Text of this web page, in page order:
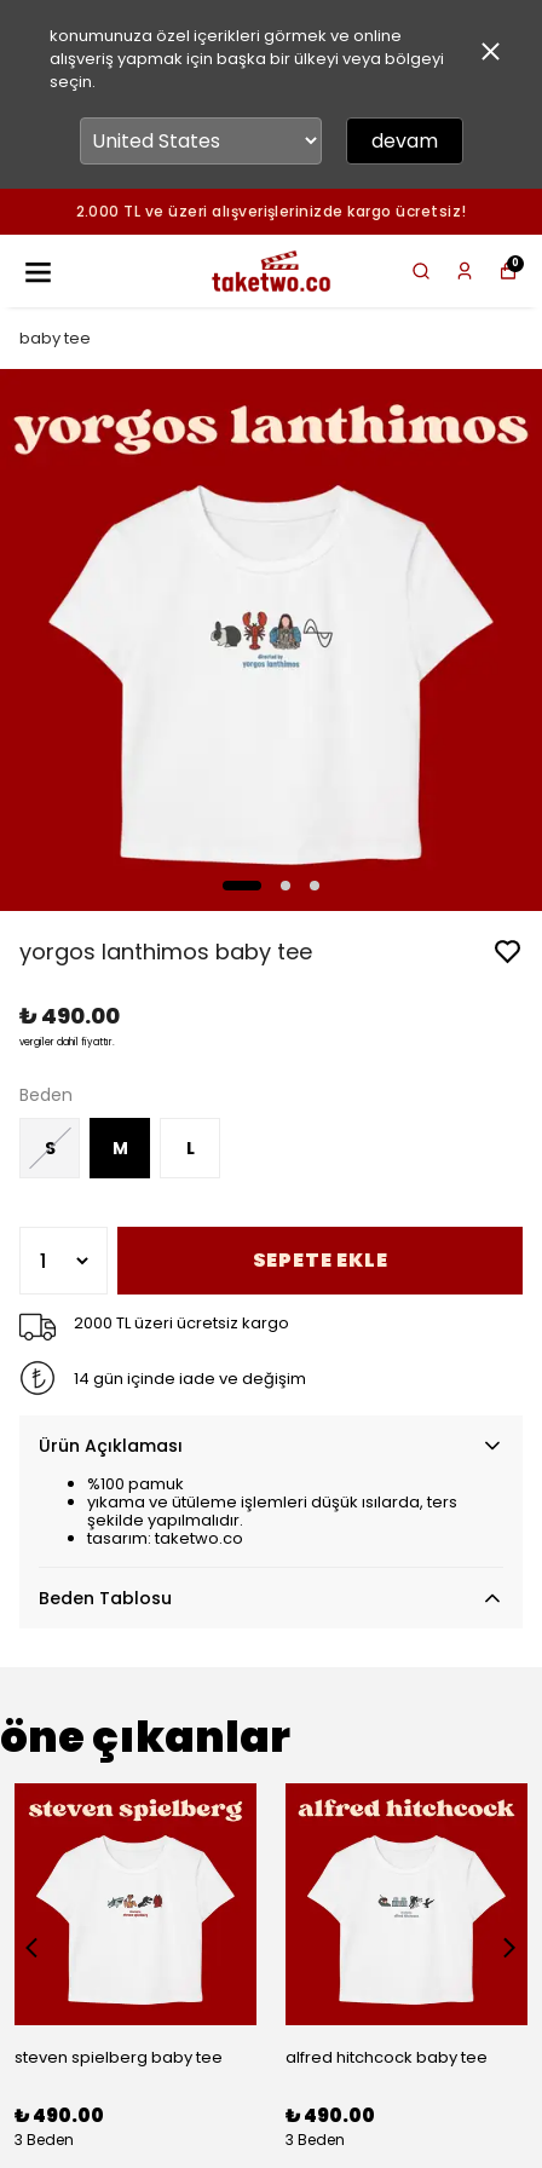
konumunuza özel içerikleri görmek ve online
alışveriş yapmak için başka bir ülkeyi veya bölgeyi
seçin.
devam
2.000 TL ve üzeri alışverişlerinizde kargo ücretsiz!
0
baby tee
yorgos lanthimos baby tee
₺ 490.00
vergiler dahil fiyattır.
Beden
S M L
SEPETE EKLE
2000 TL üzeri ücretsiz kargo
14 gün içinde iade ve değişim
Ürün Açıklaması
%100 pamuk
yıkama ve ütüleme işlemleri düşük ısılarda, ters
şekilde yapılmalıdır.
tasarım: taketwo.co
Beden Tablosu
öne çıkanlar
steven spielberg baby tee
₺ 490.00
3 Beden
alfred hitchcock baby tee
₺ 490.00
3 Beden